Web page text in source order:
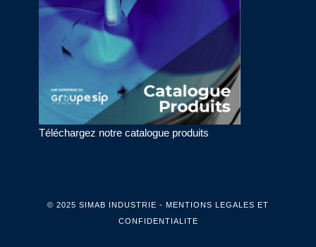
Téléchargez notre catalogue produits
© 2025 SIMAB INDUSTRIE - MENTIONS LEGALES ET
CONFIDENTIALITE